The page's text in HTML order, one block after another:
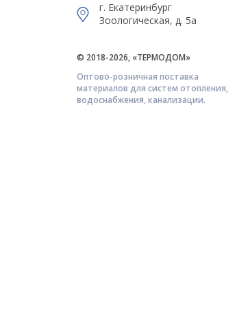
г. Екатеринбург
Зоологическая, д. 5а
© 2018-2026, «ТЕРМОДОМ»
Оптово-розничная поставка
материалов для систем отопления,
водоснабжения, канализации.